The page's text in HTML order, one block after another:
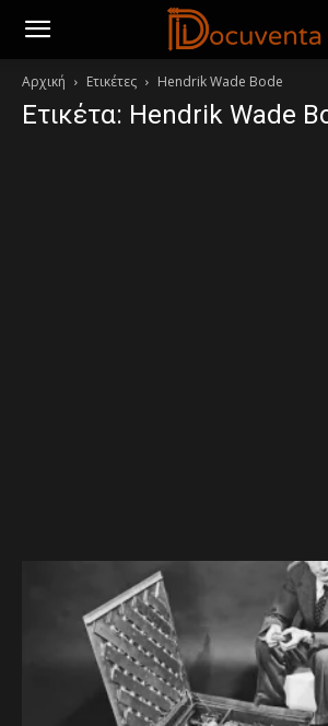
Αρχική Ετικέτες Hendrik Wade Bode
Ετικέτα: Hendrik Wade